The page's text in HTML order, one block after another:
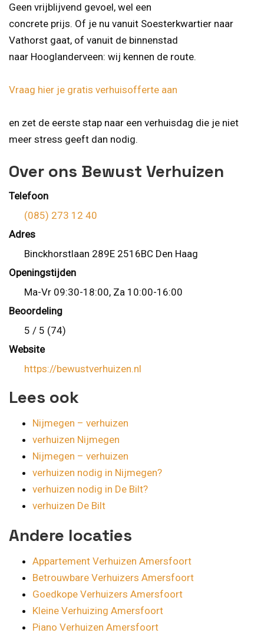
Geen vrijblijvend gevoel, wel een
concrete prijs. Of je nu vanuit Soesterkwartier naar
Vathorst gaat, of vanuit de binnenstad
naar Hooglanderveen: wij kennen de route.
Vraag hier je gratis verhuisofferte aan
en zet de eerste stap naar een verhuisdag die je niet
meer stress geeft dan nodig.
Over ons Bewust Verhuizen
Telefoon
(085) 273 12 40
Adres
Binckhorstlaan 289E 2516BC Den Haag
Openingstijden
Ma-Vr 09:30-18:00, Za 10:00-16:00
Beoordeling
5 / 5 (74)
Website
https://bewustverhuizen.nl
Lees ook
Nijmegen – verhuizen
verhuizen Nijmegen
Nijmegen – verhuizen
verhuizen nodig in Nijmegen?
verhuizen nodig in De Bilt?
verhuizen De Bilt
Andere locaties
Appartement Verhuizen Amersfoort
Betrouwbare Verhuizers Amersfoort
Goedkope Verhuizers Amersfoort
Kleine Verhuizing Amersfoort
Piano Verhuizen Amersfoort